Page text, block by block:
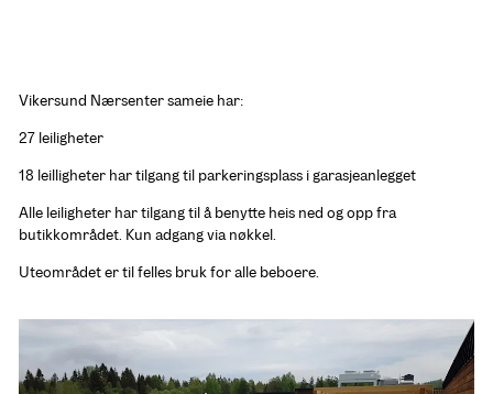
Vikersund Nærsenter sameie har:
27 leiligheter
18 leilligheter har tilgang til parkeringsplass i garasjeanlegget
Alle leiligheter har tilgang til å benytte heis ned og opp fra
butikkområdet. Kun adgang via nøkkel.
Uteområdet er til felles bruk for alle beboere.